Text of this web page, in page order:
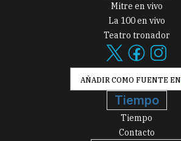
Mitre en vivo
La 100 en vivo
Teatro tronador
AÑADIR COMO FUENTE EN
Tiempo
Tiempo
Contacto